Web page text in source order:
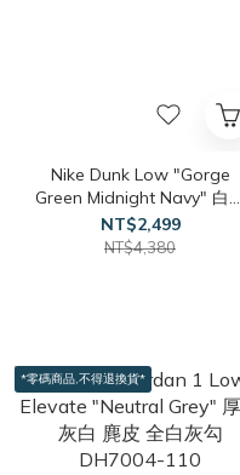
Nike Dunk Low "Gorge
Green Midnight Navy" 白綠
午夜藍 DD1503-300
NT$2,499
NT$4,380
*零碼商品,不得退換貨*